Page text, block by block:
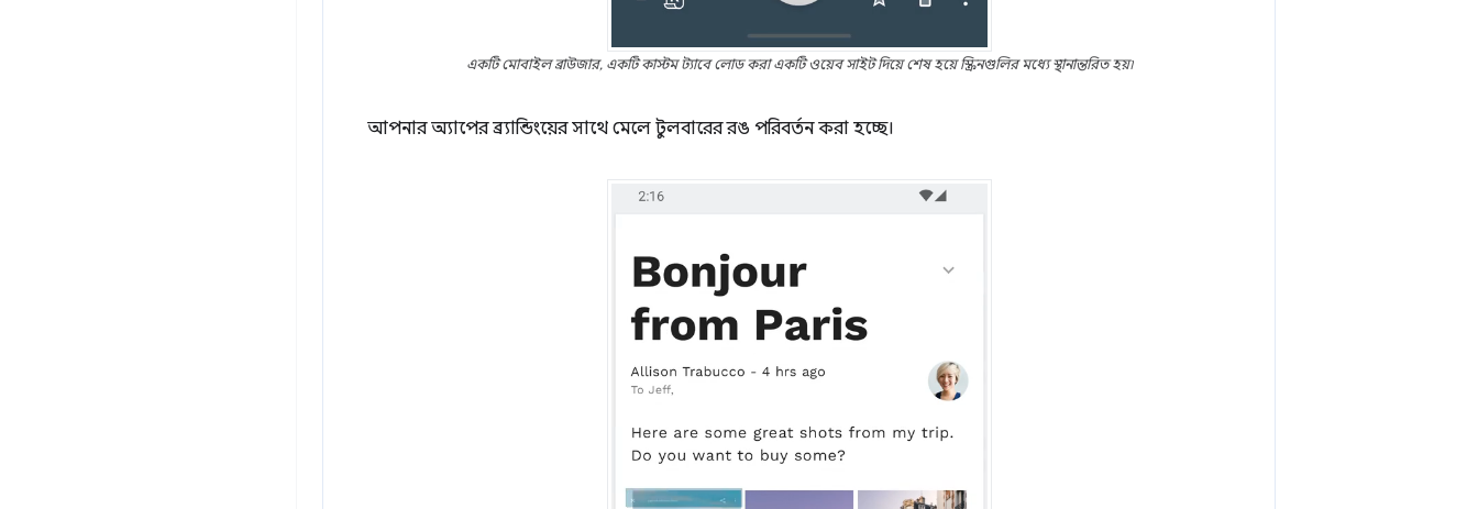
একটি মোবাইল ব্রাউজার, একটি কাস্টম ট্যাবে লোড করা একটি ওয়েব সাইট দিয়ে শেষ হয়ে স্ক্রিনগুলির মধ্যে স্থানান্তরিত হয়৷
আপনার অ্যাপের ব্র্যান্ডিংয়ের সাথে মেলে টুলবারের রঙ পরিবর্তন করা হচ্ছে।